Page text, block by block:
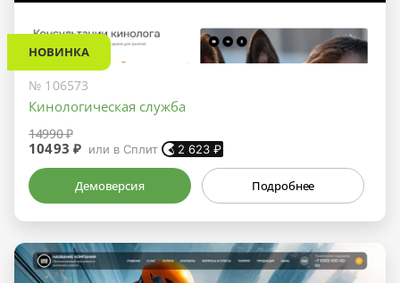
НОВИНКА
№ 106573
Кинологическая служба
14990 ₽
10493 ₽ или в Сплит 2 623 ₽
Демоверсия Подробнее